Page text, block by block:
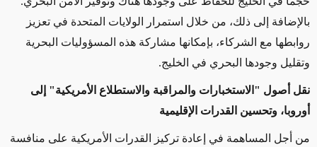
بالإضافة إلى ذلك، من خلال استمرار الولايات المتحدة في تعزيز
روابطها مع الشركاء، بإمكانها مشاركة هذه المسؤوليات البحرية
وتقليل وجودها البحري في الخليج.
نقل أصول "الاستخبارات والمراقبة والاستطلاع الأمريكية" إلى
أوروبا، وتحسين القدرات الإقليمية
من أجل المساهمة في إعادة تركيز القدرات الأمريكية على منافسة